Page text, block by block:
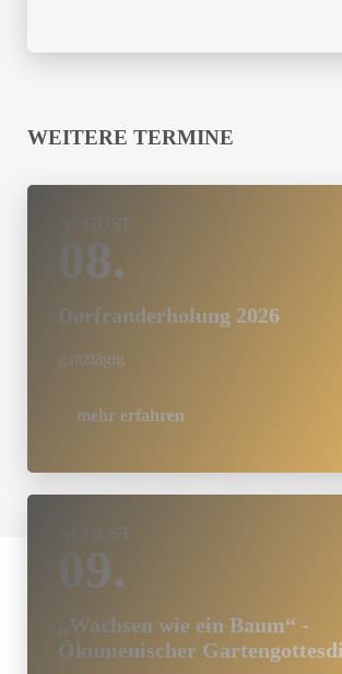
WEITERE TERMINE
AUGUST
08.
Dorfranderholung 2026
ganztägig
mehr erfahren
AUGUST
09.
„Wachsen wie ein Baum“ -
Ökumenischer